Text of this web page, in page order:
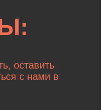
оставить
с нами в